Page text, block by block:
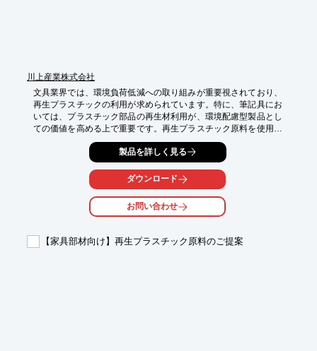
川上産業株式会社
文具業界では、環境負荷低減への取り組みが重要視されており、
再生プラスチックの利用が求められています。特に、筆記具にお
いては、プラスチック部品の再生材利用が、環境配慮型製品とし
ての価値を高める上で重要です。再生プラスチック原料を使用す
ることで、環境負荷を低減し、企業のCSR活動を強化できます。
【活用シーン】
・筆記具のボディ、キャップ、ノック部分
・インクカートリッジ
・文具のパッケージ
・企業イメージ向上
製品を詳しく見る
ダウンロード
お問い合わせ
【家具部材向け】再生プラスチック原料のご提案